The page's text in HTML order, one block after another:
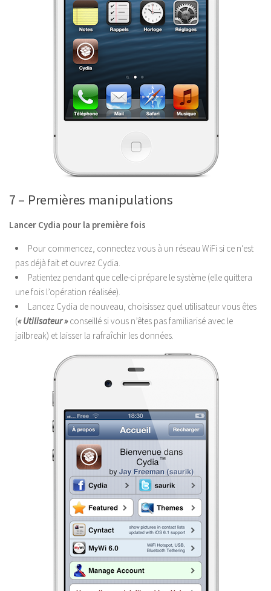
7 – Premières manipulations
Lancer Cydia pour la première fois
Pour commencez, connectez vous à un réseau WiFi si ce n’est
pas déjà fait et ouvrez Cydia.
Patientez pendant que celle-ci prépare le système (elle quittera
une fois l’opération réalisée).
Lancez Cydia de nouveau, choisissez quel utilisateur vous êtes
(« Utilisateur »conseillé si vous n’êtes pas familiarisé avec le
jailbreak) et laisser la rafraîchir les données.